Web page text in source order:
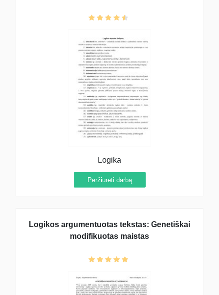
Logika
Peržiūrėti darbą
Logikos argumentuotas tekstas: Genetiškai
modifikuotas maistas